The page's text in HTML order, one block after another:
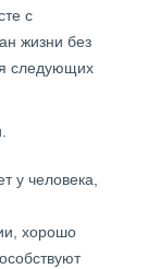
с
жизни без
следующих
у человека,
хорошо